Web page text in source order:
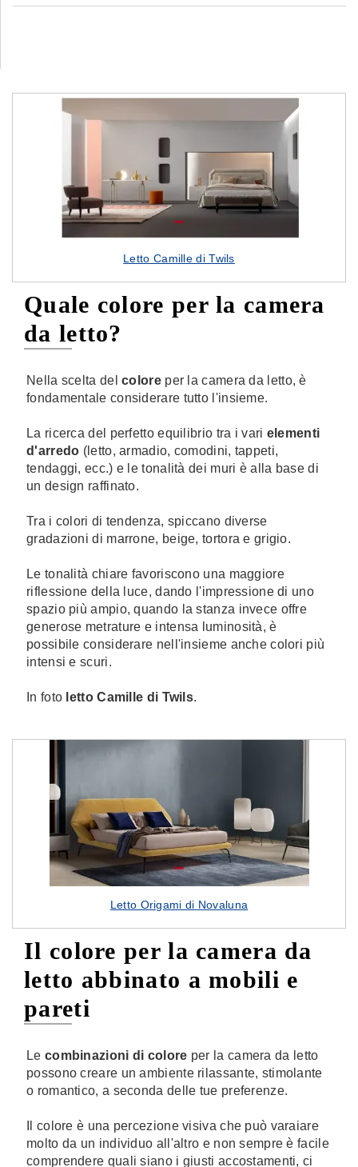
Letto Camille di Twils
Quale colore per la camera
da letto?
Nella scelta delcoloreper la camera da letto, è
fondamentale considerare tutto l'insieme.
La ricerca del perfetto equilibrio tra i vari elementi
d'arredo (letto, armadio, comodini, tappeti,
tendaggi, ecc.) e le tonalità dei muri è alla base di
un design raffinato.
Tra i colori di tendenza, spiccano diverse
gradazioni di marrone, beige, tortora e grigio.
Le tonalità chiare favoriscono una maggiore
riflessione della luce, dando l'impressione di uno
spazio più ampio, quando la stanza invece offre
generose metrature e intensa luminosità, è
possibile considerare nell'insieme anche colori più
intensi e scuri.
In foto letto Camille di Twils.
Letto Origami di Novaluna
Il colore per la camera da
letto abbinato a mobili e
pareti
Le combinazioni di colore per la camera da letto
possono creare un ambiente rilassante, stimolante
o romantico, a seconda delle tue preferenze.
Il colore è una percezione visiva che può varaiare
molto da un individuo all'altro e non sempre è facile
comprendere quali siano i giusti accostamenti, ci